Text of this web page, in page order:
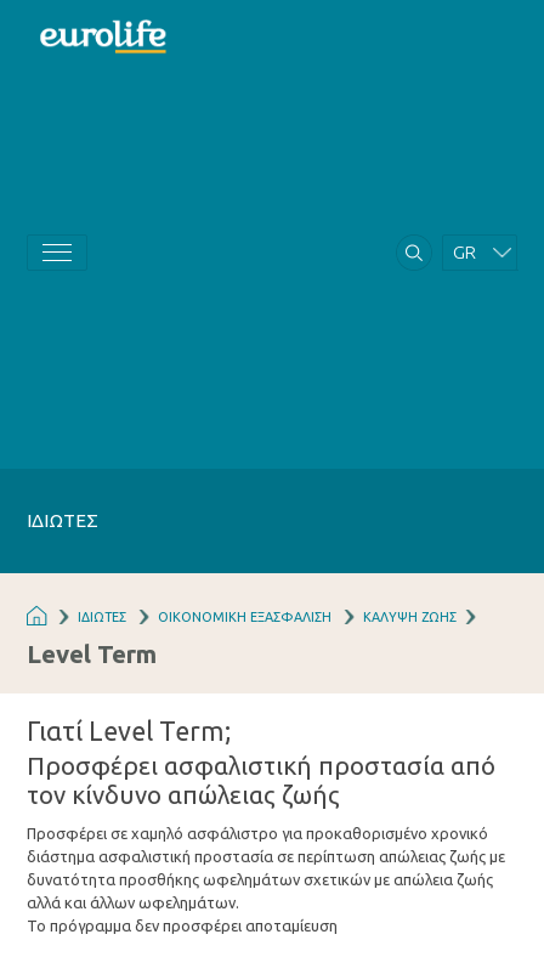
GR
ΙΔΙΩΤΕΣ
ΙΔΙΩΤΕΣ ΟΙΚΟΝΟΜΙΚΗ ΕΞΑΣΦΑΛΙΣΗ ΚΑΛΥΨΗ ΖΩΗΣ
Level Term
Γιατί Level Term;
Προσφέρει ασφαλιστική προστασία από
τον κίνδυνο απώλειας ζωής
Προσφέρει σε χαμηλό ασφάλιστρο για προκαθορισμένο χρονικό
διάστημα ασφαλιστική προστασία σε περίπτωση απώλειας ζωής με
δυνατότητα προσθήκης ωφελημάτων σχετικών με απώλεια ζωής
αλλά και άλλων ωφελημάτων.
Το πρόγραμμα δεν προσφέρει αποταμίευση